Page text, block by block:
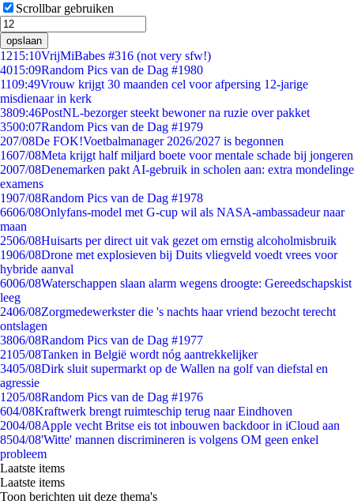
Scrollbar gebruiken
opslaan
1215:10VrijMiBabes #316 (not very sfw!)
4015:09Random Pics van de Dag #1980
1109:49Vrouw krijgt 30 maanden cel voor afpersing 12-jarige
misdienaar in kerk
3809:46PostNL-bezorger steekt bewoner na ruzie over pakket
3500:07Random Pics van de Dag #1979
207/08De FOK!Voetbalmanager 2026/2027 is begonnen
1607/08Meta krijgt half miljard boete voor mentale schade bij jongeren
2007/08Denemarken pakt AI-gebruik in scholen aan: extra mondelinge
examens
1907/08Random Pics van de Dag #1978
6606/08Onlyfans-model met G-cup wil als NASA-ambassadeur naar
maan
2506/08Huisarts per direct uit vak gezet om ernstig alcoholmisbruik
1906/08Drone met explosieven bij Duits vliegveld voedt vrees voor
hybride aanval
6006/08Waterschappen slaan alarm wegens droogte: Gereedschapskist
leeg
2406/08Zorgmedewerkster die 's nachts haar vriend bezocht terecht
ontslagen
3806/08Random Pics van de Dag #1977
2105/08Tanken in België wordt nóg aantrekkelijker
3405/08Dirk sluit supermarkt op de Wallen na golf van diefstal en
agressie
1205/08Random Pics van de Dag #1976
604/08Kraftwerk brengt ruimteschip terug naar Eindhoven
2004/08Apple vecht Britse eis tot inbouwen backdoor in iCloud aan
8504/08'Witte' mannen discrimineren is volgens OM geen enkel
probleem
Laatste items
Laatste items
Toon berichten uit deze thema's